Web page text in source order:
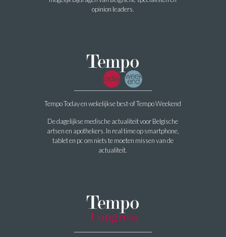
opinion leaders.
Tempo Today en wekelijkse best-of Tempo Weekend
De dagelijkse medische actualiteit voor Belgische
artsen en apothekers. In real time op smartphone,
tablet en pc om niets te moeten missen van de
actualiteit.